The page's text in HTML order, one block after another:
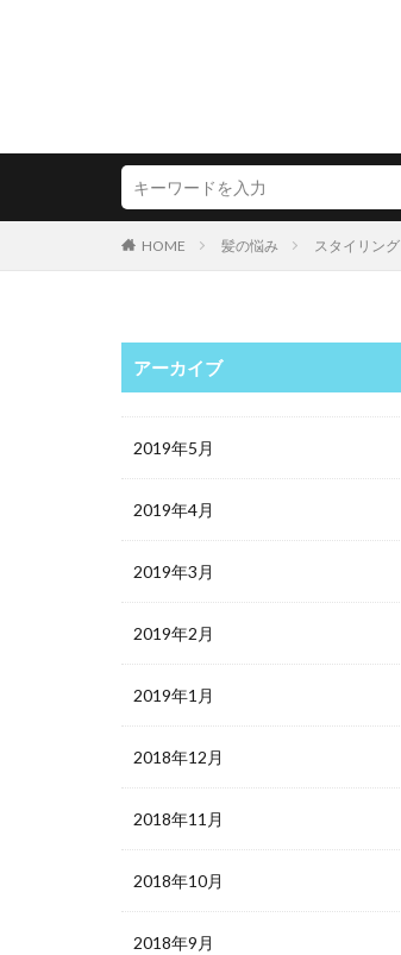
HOME 髪の悩み スタイリング
アーカイブ
2019年5月
2019年4月
2019年3月
2019年2月
2019年1月
2018年12月
2018年11月
2018年10月
2018年9月